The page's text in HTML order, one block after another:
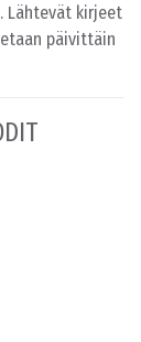
Lähtevät kirjeet
päivittäin